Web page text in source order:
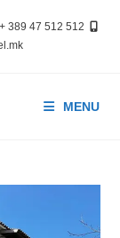
+ 389 47 512 512
MENU